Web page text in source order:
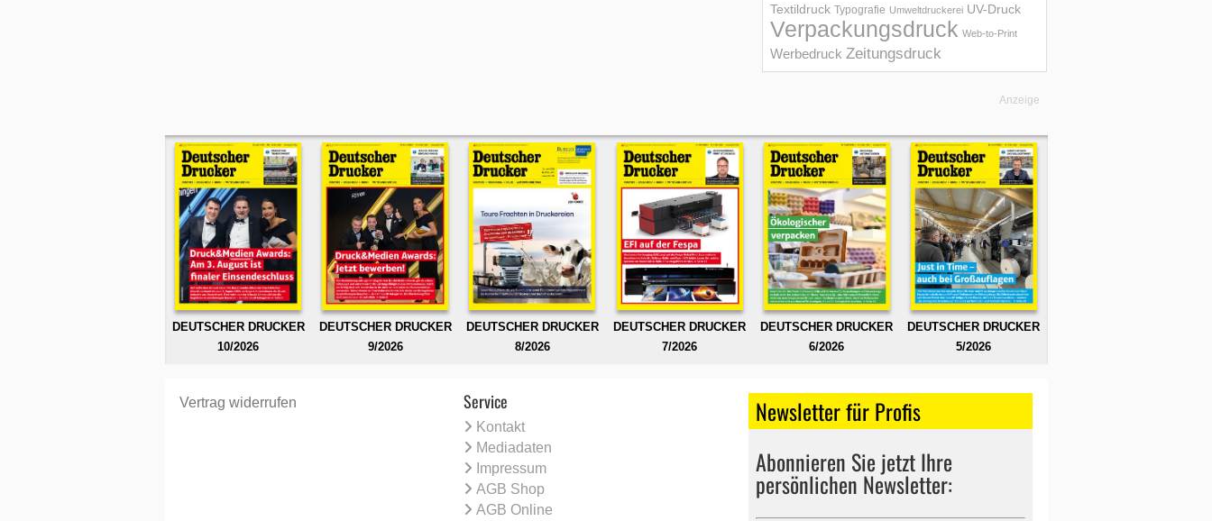
Textildruck Typografie Umweltdruckerei UV-Druck
Verpackungsdruck Web-to-Print
Werbedruck Zeitungsdruck
Anzeige
DEUTSCHER DRUCKER
10/2026
DEUTSCHER DRUCKER
9/2026
DEUTSCHER DRUCKER
8/2026
DEUTSCHER DRUCKER
7/2026
DEUTSCHER DRUCKER
6/2026
DEUTSCHER DRUCKER
5/2026
Vertrag widerrufen Service
Kontakt
Mediadaten
Impressum
AGB Shop
AGB Online
Newsletter für Profis
Abonnieren Sie jetzt Ihre
persönlichen Newsletter: